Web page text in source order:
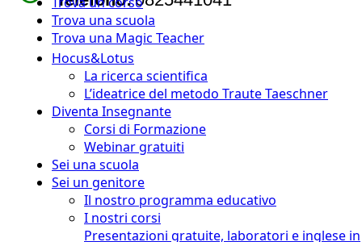
Trova una scuola
Trova una Magic Teacher
Hocus&Lotus
La ricerca scientifica
L’ideatrice del metodo Traute Taeschner
Diventa Insegnante
Corsi di Formazione
Webinar gratuiti
Sei una scuola
Sei un genitore
Il nostro programma educativo
I nostri corsi
Presentazioni gratuite, laboratori e inglese in